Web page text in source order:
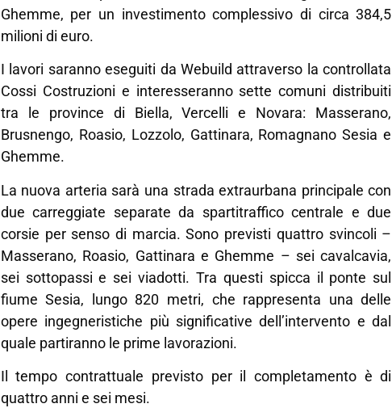
Ghemme, per un investimento complessivo di circa 384,5
milioni di euro.
I lavori saranno eseguiti da Webuild attraverso la controllata
Cossi Costruzioni e interesseranno sette comuni distribuiti
tra le province di Biella, Vercelli e Novara: Masserano,
Brusnengo, Roasio, Lozzolo, Gattinara, Romagnano Sesia e
Ghemme.
La nuova arteria sarà una strada extraurbana principale con
due carreggiate separate da spartitraffico centrale e due
corsie per senso di marcia. Sono previsti quattro svincoli –
Masserano, Roasio, Gattinara e Ghemme – sei cavalcavia,
sei sottopassi e sei viadotti. Tra questi spicca il ponte sul
fiume Sesia, lungo 820 metri, che rappresenta una delle
opere ingegneristiche più significative dell’intervento e dal
quale partiranno le prime lavorazioni.
Il tempo contrattuale previsto per il completamento è di
quattro anni e sei mesi.